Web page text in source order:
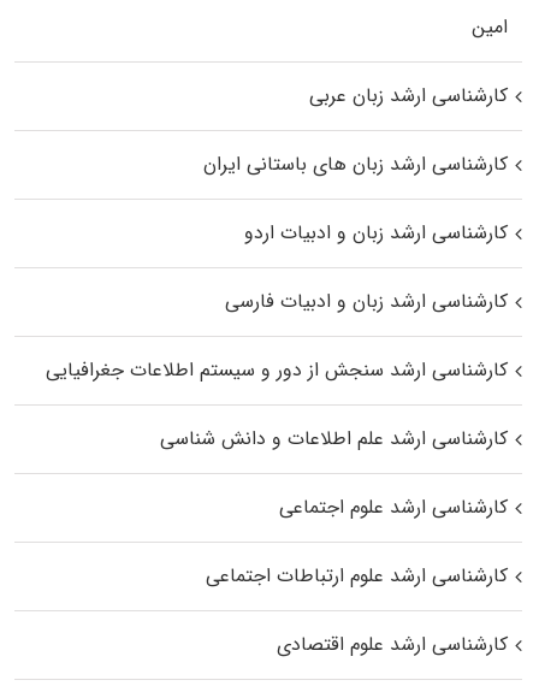
اﻣﻴﻦ
کارشناسی ارشد زبان عربی
کارشناسی ارشد زبان‌ های باستانی ایران
کارشناسی ارشد زبان و ادبیات اردو
کارشناسی ارشد زبان و ادبیات فارسی
کارشناسی ارشد سنجش از دور و سیستم اطلاعات جغرافیایی
کارشناسی ارشد علم اطلاعات و دانش شناسی
کارشناسی ارشد علوم اجتماعی
کارشناسی ارشد علوم ارتباطات اجتماعی
کارشناسی ارشد علوم اقتصادی